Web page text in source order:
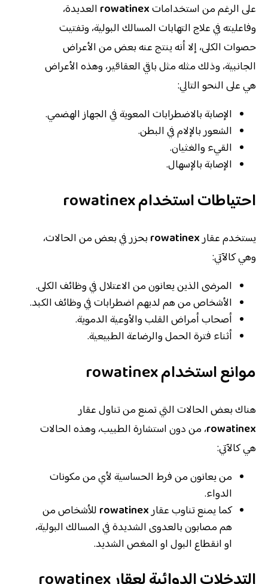
على الرغم من استخداماتrowatinex العديدة،
وفاعليته في علاج التهابات المسالك البولية، وتفتيت
حصوات الكلى، إلا أنه ينتج عنه بعض من الأعراض
الجانبية، وذلك مثله مثل باقي العقاقير، وهذه الأعراض
هي على النحو التالي:
الإصابة بالاضطرابات المعوية في الجهاز الهضمي.
الشعور بالإلام في البطن.
القيء والغثيان.
الإصابة بالإسهال.
احتياطات استخدامrowatinex
يستخدم عقارrowatinex بحزر في بعض من الحالات،
وهي كالآتي:
المرضى الذين يعانون من الاعتلال في وظائف الكلى.
الأشخاص من هم لديهم اضطرابات في وظائف الكبد.
أصحاب أمراض القلب والأوعية الدموية.
أثناء فترة الحمل والرضاعة الطبيعية.
موانع استخدامrowatinex
هناك بعض الحالات التي تمنع من تناول عقار
rowatinex، من دون استشارة الطبيب، وهذه الحالات
هي كالآتي:
من يعانون من فرط الحساسية لأي من مكونات
الدواء.
كما يمنع تناوب عقارrowatinex للأشخاص من
هم مصابون بالعدوى الشديدة في المسالك البولية،
او انقطاع البول او المغص الشديد.